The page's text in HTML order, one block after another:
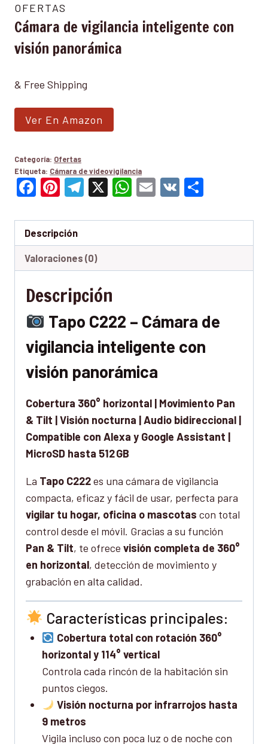
OFERTAS
Cámara de vigilancia inteligente con
visión panorámica
& Free Shipping
Ver En Amazon
Categoría: Ofertas
Etiqueta: Cámara de videovigilancia
Facebook
Pinterest
Telegram
X WhatsApp
Email
VK
Descripción
Valoraciones (0)
Descripción
Tapo C222 – Cámara de
vigilancia inteligente con
visión panorámica
Cobertura 360° horizontal | Movimiento Pan
& Tilt | Visión nocturna | Audio bidireccional |
Compatible con Alexa y Google Assistant |
MicroSD hasta 512 GB
La Tapo C222es una cámara de vigilancia
compacta, eficaz y fácil de usar, perfecta para
vigilar tu hogar, oficina o mascotas con total
control desde el móvil. Gracias a su función
Pan & Tilt, te ofrece visión completa de 360°
en horizontal, detección de movimiento y
grabación en alta calidad.
Características principales:
Cobertura total con rotación 360°
horizontal y 114° vertical
Controla cada rincón de la habitación sin
puntos ciegos.
Visión nocturna por infrarrojos hasta
9 metros
Vigila incluso con poca luz o de noche con